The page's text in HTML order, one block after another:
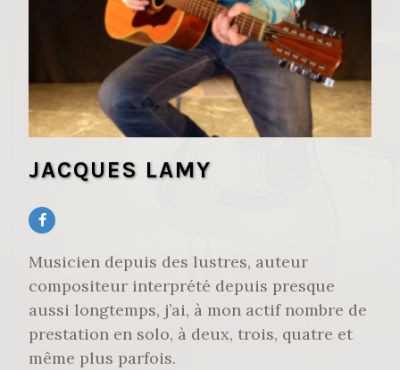
JACQUES LAMY
Musicien depuis des lustres, auteur
compositeur interprété depuis presque
aussi longtemps, j’ai, à mon actif nombre de
prestation en solo, à deux, trois, quatre et
même plus parfois.